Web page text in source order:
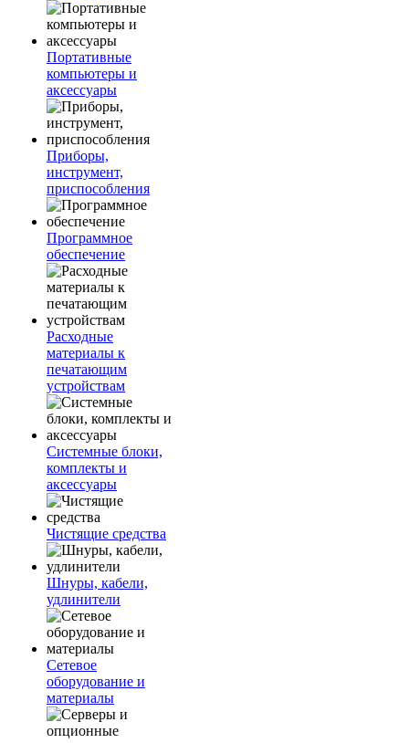
Портативные
компьютеры и
аксессуары
Приборы,
инструмент,
приспособления
Программное
обеспечение
Расходные
материалы к
печатающим
устройствам
Системные блоки,
комплекты и
аксессуары
Чистящие средства
Шнуры, кабели,
удлинители
Сетевое
оборудование и
материалы